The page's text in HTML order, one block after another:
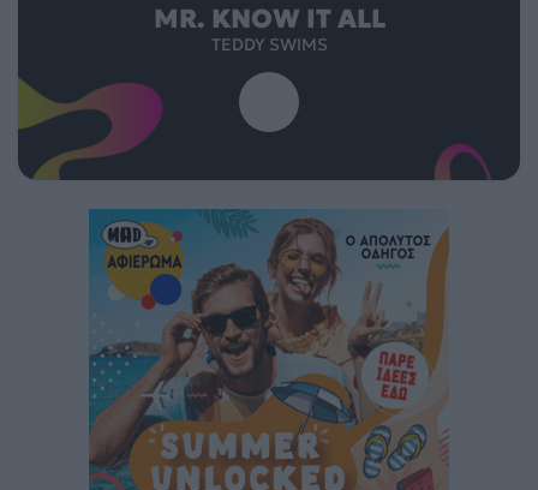
MR. KNOW IT ALL
TEDDY SWIMS